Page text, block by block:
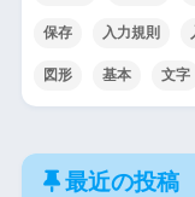
保存 入力規則
図形 基本 文字
最近の投稿